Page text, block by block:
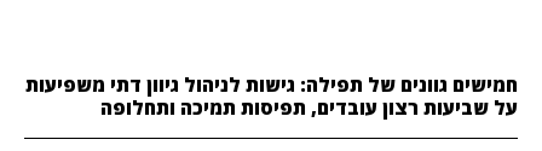
חמישים גוונים של תפילה: גישות לניהול גיוון דתי משפיעות
על שביעות רצון עובדים, תפיסות תמיכה ותחלופה